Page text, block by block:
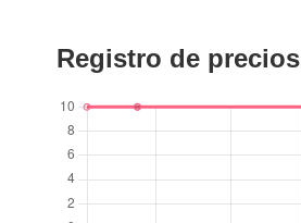
Registro de precios